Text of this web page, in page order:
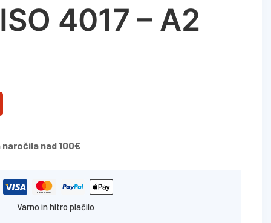
4017 – A2
nad 100€
Varno in hitro plačilo